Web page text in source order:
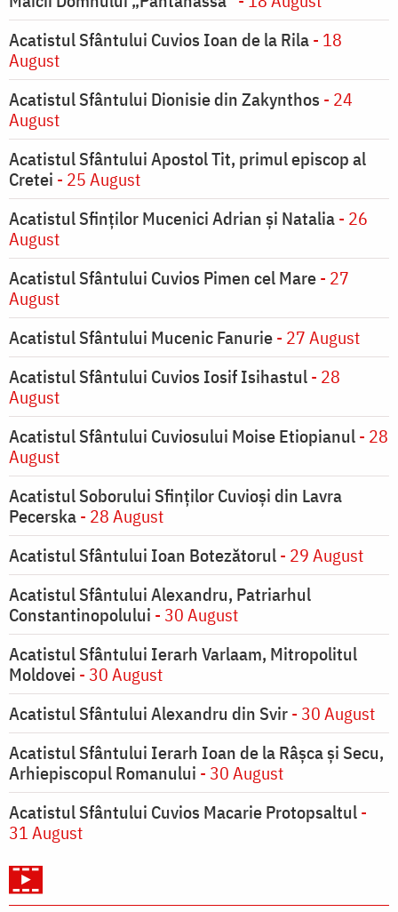
Acatistul Sfântului Cuvios Ioan de la Rila- 18
August
Acatistul Sfântului Dionisie din Zakynthos - 24
August
Acatistul Sfântului Apostol Tit, primul episcop al
Cretei - 25 August
Acatistul Sfinților Mucenici Adrian și Natalia- 26
August
Acatistul Sfântului Cuvios Pimen cel Mare- 27
August
Acatistul Sfântului Mucenic Fanurie- 27 August
Acatistul Sfântului Cuvios Iosif Isihastul- 28
August
Acatistul Sfântului Cuviosului Moise Etiopianul- 28
August
Acatistul Soborului Sfinților Cuvioși din Lavra
Pecerska- 28 August
Acatistul Sfântului Ioan Botezătorul- 29 August
Acatistul Sfântului Alexandru, Patriarhul
Constantinopolului - 30 August
Acatistul Sfântului Ierarh Varlaam, Mitropolitul
Moldovei - 30 August
Acatistul Sfântului Alexandru din Svir- 30 August
Acatistul Sfântului Ierarh Ioan de la Râşca şi Secu,
Arhiepiscopul Romanului - 30 August
Acatistul Sfântului Cuvios Macarie Protopsaltul-
31 August